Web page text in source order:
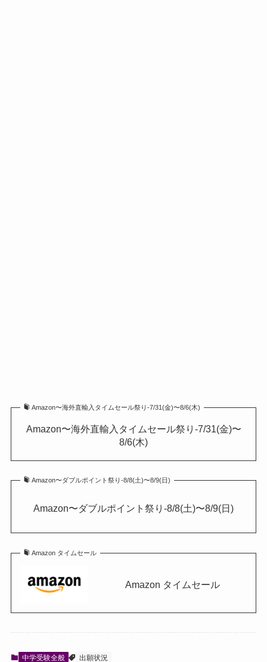
Amazon〜海外直輸入タイムセール祭り-7/31(金)〜8/6(木)
Amazon〜海外直輸入タイムセール祭り-7/31(金)〜
8/6(木)
Amazon〜ダブルポイント祭り-8/8(土)〜8/9(日)
Amazon〜ダブルポイント祭り-8/8(土)〜8/9(日)
Amazon タイムセール
Amazon タイムセール
中学受験全般 出願状況